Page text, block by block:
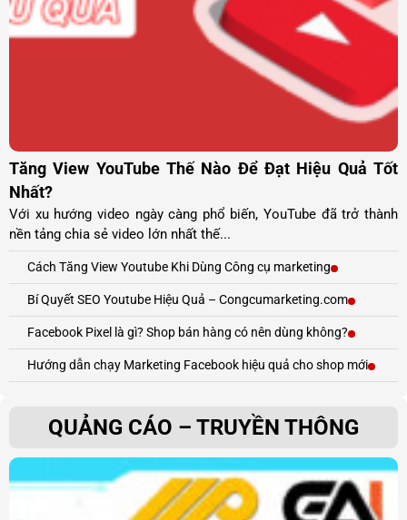
Tăng View YouTube Thế Nào Để Đạt Hiệu Quả Tốt
Nhất?
Với xu hướng video ngày càng phổ biến, YouTube đã trở thành
nền tảng chia sẻ video lớn nhất thế...
Cách Tăng View Youtube Khi Dùng Công cụ marketing
Bí Quyết SEO Youtube Hiệu Quả – Congcumarketing.com
Facebook Pixel là gì? Shop bán hàng có nên dùng không?
Hướng dẫn chạy Marketing Facebook hiệu quả cho shop mới
QUẢNG CÁO – TRUYỀN THÔNG